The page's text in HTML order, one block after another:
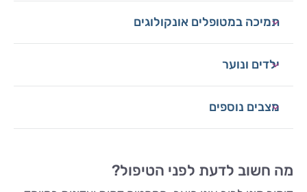
תמיכה במטופלים אונקולוגים
ילדים ונוער
מצבים נוספים
מה חשוב לדעת לפני הטיפול?